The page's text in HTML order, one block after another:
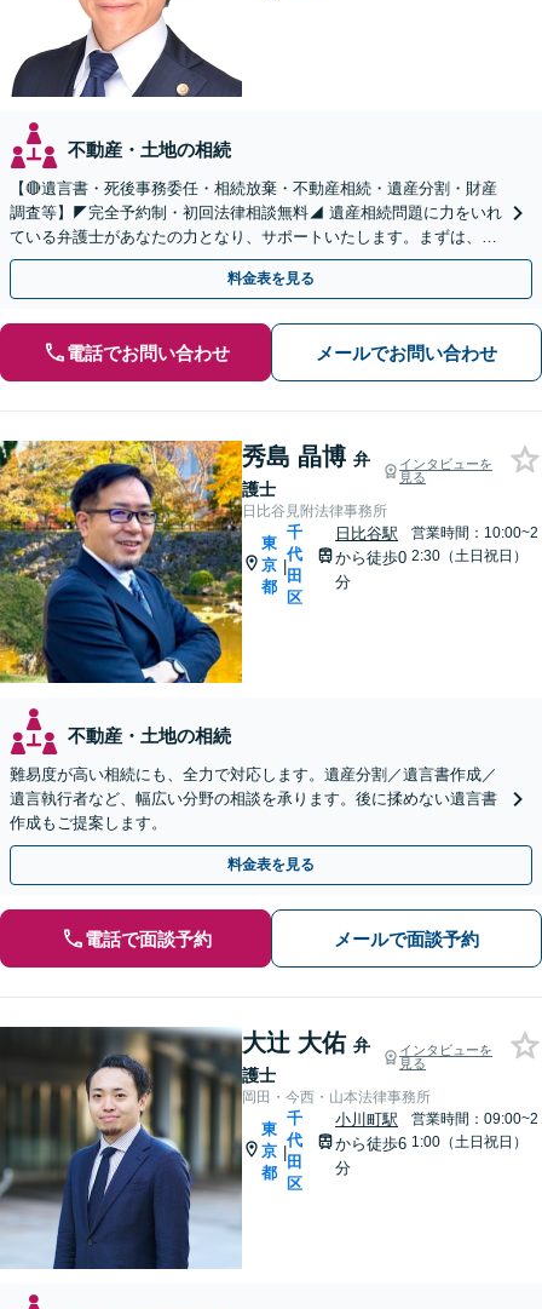
不動産・土地の相続
【🔴遺言書・死後事務委任・相続放棄・不動産相続・遺産分割・財産
調査等】◤完全予約制・初回法律相談無料◢ 遺産相続問題に力をいれ
ている弁護士があなたの力となり、サポートいたします。まずは、お
気軽にお問い合わせください。
料金表を見る
電話でお問い合わせ メールでお問い合わせ
秀島 晶博 弁
護士
インタビューを
見る
日比谷見附法律事務所
東
京
都
|
千
代
田
区
日比谷駅
から徒歩0
分
営業時間：10:00~2
2:30（土日祝日）
不動産・土地の相続
難易度が高い相続にも、全力で対応します。遺産分割／遺言書作成／
遺言執行者など、幅広い分野の相談を承ります。後に揉めない遺言書
作成もご提案します。
料金表を見る
電話で面談予約 メールで面談予約
大辻 大佑 弁
護士
インタビューを
見る
岡田・今西・山本法律事務所
東
京
都
|
千
代
田
区
小川町駅
から徒歩6
分
営業時間：09:00~2
1:00（土日祝日）